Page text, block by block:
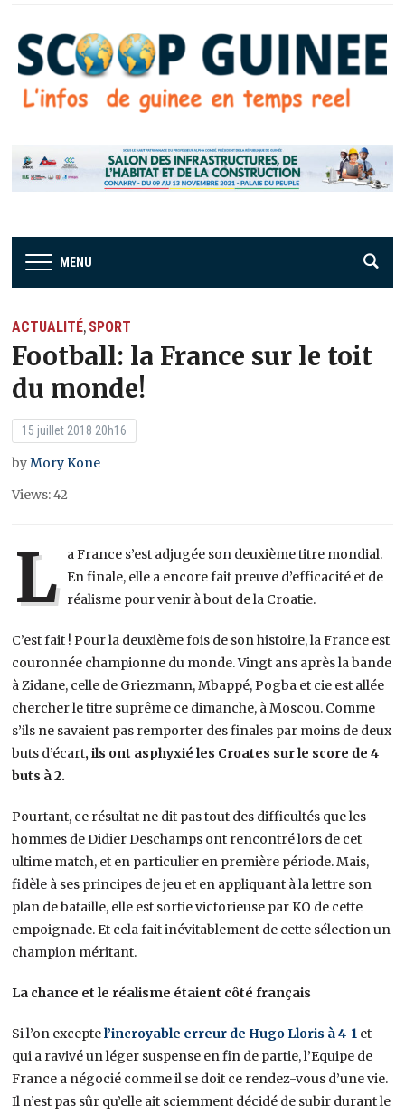
MENU
ACTUALITÉ, SPORT
Football: la France sur le toit
du monde!
15 juillet 2018 20h16
byMory Kone
Views: 42
L a France s’est adjugée son deuxième titre mondial.
En finale, elle a encore fait preuve d’efficacité et de
réalisme pour venir à bout de la Croatie.
C’est fait ! Pour la deuxième fois de son histoire, la France est
couronnée championne du monde. Vingt ans après la bande
à Zidane, celle de Griezmann, Mbappé, Pogba et cie est allée
chercher le titre suprême ce dimanche, à Moscou. Comme
s’ils ne savaient pas remporter des finales par moins de deux
buts d’écart, ils ont asphyxié les Croates sur le score de 4
buts à 2.
Pourtant, ce résultat ne dit pas tout des difficultés que les
hommes de Didier Deschamps ont rencontré lors de cet
ultime match, et en particulier en première période. Mais,
fidèle à ses principes de jeu et en appliquant à la lettre son
plan de bataille, elle est sortie victorieuse par KO de cette
empoignade. Et cela fait inévitablement de cette sélection un
champion méritant.
La chance et le réalisme étaient côté français
Si l’on exceptel’incroyable erreur de Hugo Lloris à 4-1 et
qui a ravivé un léger suspense en fin de partie, l’Equipe de
France a négocié comme il se doit ce rendez-vous d’une vie.
Il n’est pas sûr qu’elle ait sciemment décidé de subir durant le